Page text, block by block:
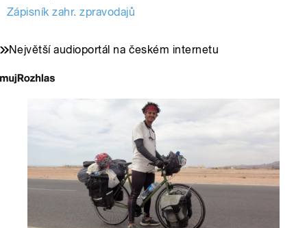
Zápisník zahr. zpravodajů
Největší audioportál na českém internetu